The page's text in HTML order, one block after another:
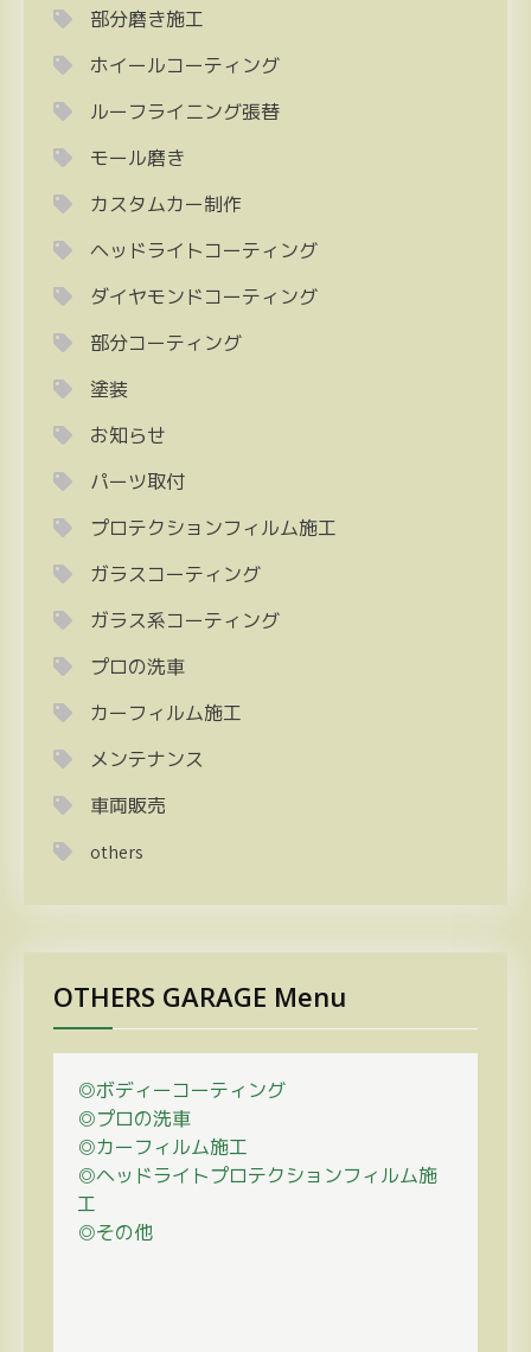
部分磨き施工
ホイールコーティング
ルーフライニング張替
モール磨き
カスタムカー制作
ヘッドライトコーティング
ダイヤモンドコーティング
部分コーティング
塗装
お知らせ
パーツ取付
プロテクションフィルム施工
ガラスコーティング
ガラス系コーティング
プロの洗車
カーフィルム施工
メンテナンス
車両販売
others
OTHERS GARAGE Menu
◎ボディーコーティング
◎プロの洗車
◎カーフィルム施工
◎ヘッドライトプロテクションフィルム施
工
◎その他